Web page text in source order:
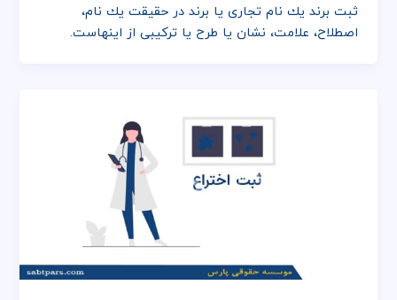
ثبت برند یك نام تجاری یا برند در حقیقت یك نام،
اصطلاح، علامت، نشان یا طرح یا تركیبی از اینهاست.